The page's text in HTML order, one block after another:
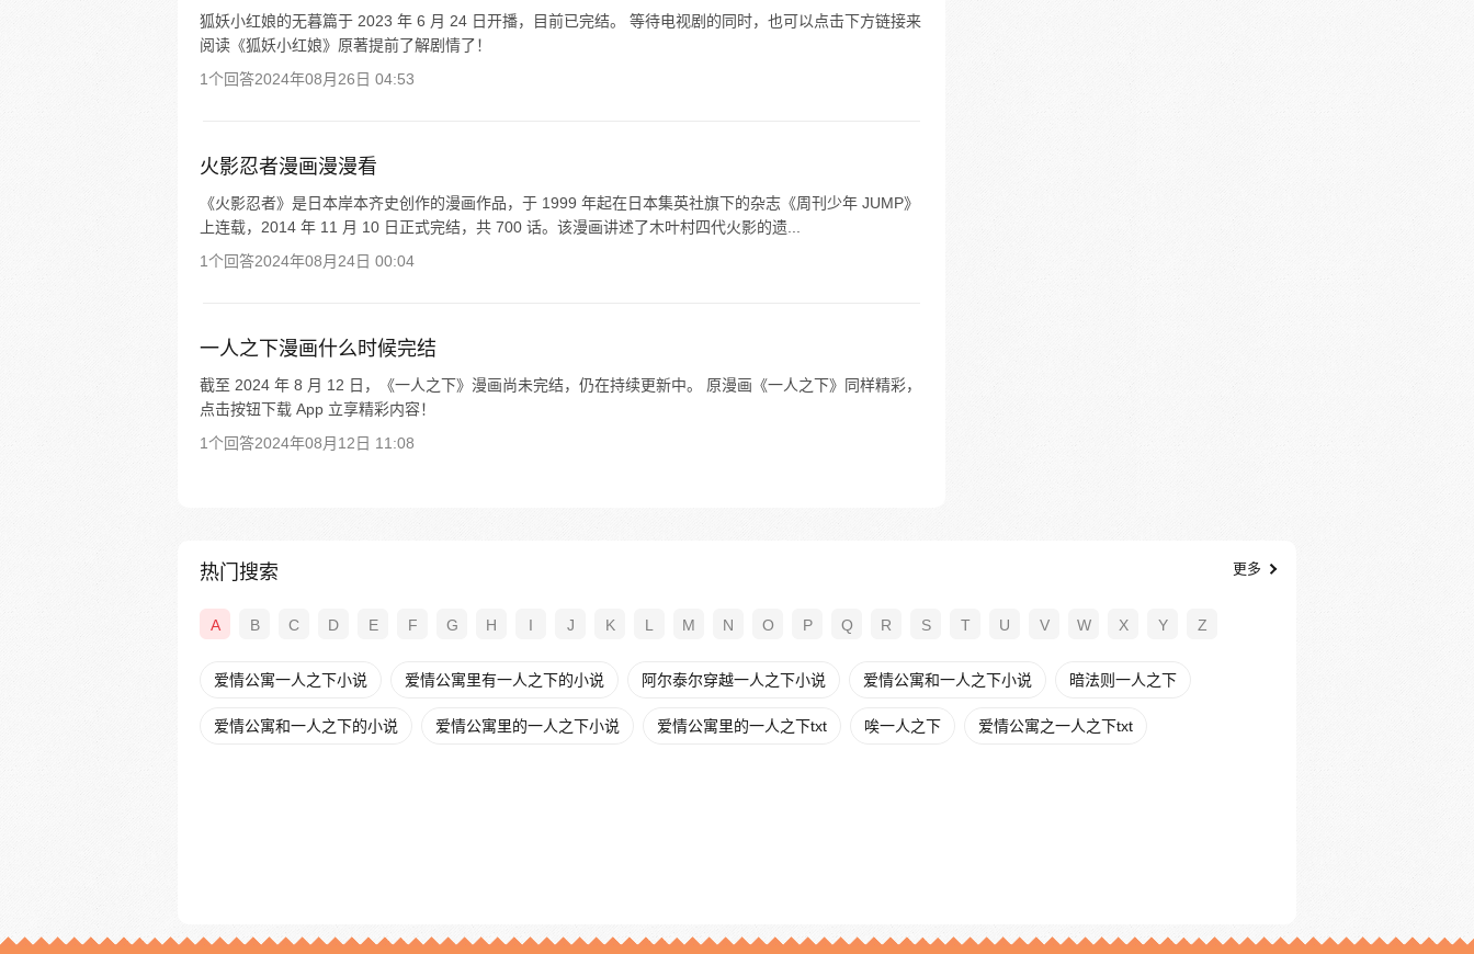
狐妖小红娘的无暮篇于 2023 年 6 月 24 日开播，目前已完结。 等待电视剧的同时，也可以点击下方链接来
阅读《狐妖小红娘》原著提前了解剧情了！
1个回答2024年08月26日 04:53
火影忍者漫画漫漫看
《火影忍者》是日本岸本齐史创作的漫画作品，于 1999 年起在日本集英社旗下的杂志《周刊少年 JUMP》
上连载，2014 年 11 月 10 日正式完结，共 700 话。该漫画讲述了木叶村四代火影的遗...
1个回答2024年08月24日 00:04
一人之下漫画什么时候完结
截至 2024 年 8 月 12 日，《一人之下》漫画尚未完结，仍在持续更新中。 原漫画《一人之下》同样精彩，
点击按钮下载 App 立享精彩内容！
1个回答2024年08月12日 11:08
热门搜索 更多
A B C D E F G H I J K L M N O P Q R S T U V W X Y Z
爱情公寓一人之下小说 爱情公寓里有一人之下的小说 阿尔泰尔穿越一人之下小说 爱情公寓和一人之下小说 暗法则一人之下
爱情公寓和一人之下的小说 爱情公寓里的一人之下小说 爱情公寓里的一人之下txt 唉一人之下 爱情公寓之一人之下txt